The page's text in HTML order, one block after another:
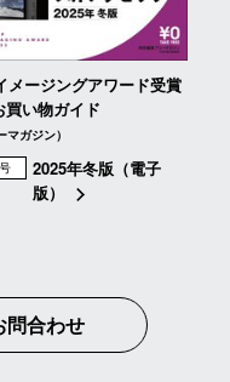
メージングアワード受賞
買い物ガイド
マガジン）
2025年冬版（電子
版）
問合わせ